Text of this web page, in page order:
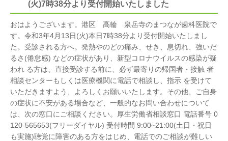
(火)7時38分より受付開始いたしました
おはようございます。港区 高輪 泉岳寺のまつなが歯科医院で
す。令和3年4月13日(火)本日7時38分より受付開始いたしまし
た。受診される方へ。発熱やのどの痛み、せき、息切れ、強いだ
るさ(倦怠感) などの症状があり、新型コロナウイルスの感染が疑
われ る方は、直接受診する前に、必ず最寄りの帰国者・接触 者
相談センターもしくは医療機関に電話で相談し、指示 を受けて
いただきますよう、よろしくお願いいたします。その他、ご自身
の症状に不安がある場合など、一般的なお問い合わせについて
は、次の窓口にご相談ください。厚生労働省相談窓口 電話番号 0
120-565653(フリーダイヤル) 受付時間 9:00~21:00(土日・祝日
も実施)聴覚に障害のある方をはじめ、電話でのご相談が難しい